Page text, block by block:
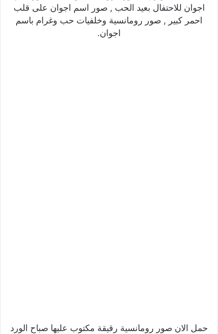
اجوان للاحتفال بعيد الحب , صور اسم اجوان على قلب
احمر كبير , صور رومانسية وخلفيات حب وغرام باسم
اجوان.
حمل الان صور رومانسية رقيقة مكتوب عليها صباح الورد